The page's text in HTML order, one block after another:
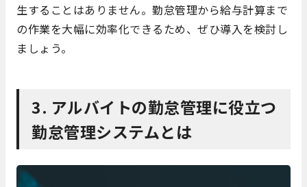
生することはありません。勤怠管理から給与計算まで
の作業を大幅に効率化できるため、ぜひ導入を検討し
ましょう。
3. アルバイトの勤怠管理に役立つ
勤怠管理システムとは